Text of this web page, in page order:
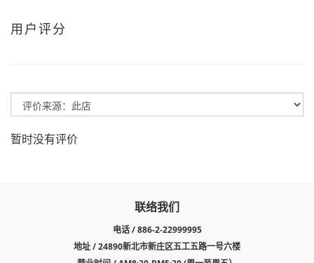
用户评分
暂时没有评价
联络我们
电话 / 886-2-22999995
地址 / 24890新北市新庄区五工五路一号六楼